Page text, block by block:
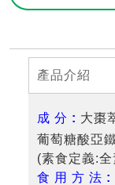
產品介紹
成 分 : 大棗
葡萄糖酸亞
(素食定義:全
食 用 方 法 :